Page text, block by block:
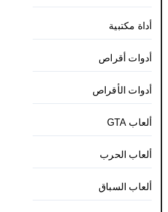
أداة مكتبية
أدوات أقراص
أدوات الأقراص
ألعاب GTA
ألعاب الحرب
ألعاب السباق